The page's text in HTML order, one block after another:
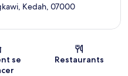
Kedah, 07000
se
Restaurants